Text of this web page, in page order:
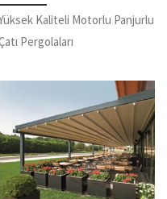
Kaliteli Motorlu Panjurlu
Pergolaları